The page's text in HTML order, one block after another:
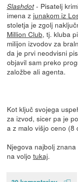
Slashdot- Pisatelj
imena z junakom iz
stoletja je zgolj
Million Club, tj. kluba
milijon izvodov za
da je prvi neodvisni
objavil sam preko
založbe ali agenta.
Kot ključ svojega
za izvod, sicer pa je
a z malo višjo ceno (8
Njegova najbolj znana
na voljo tukaj.